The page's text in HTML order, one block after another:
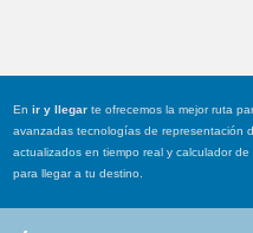
Enir y llegar te ofrecemos la mejor ruta
avanzadas tecnologías de representación
actualizados en tiempo real y calculador
para llegar a tu destino.